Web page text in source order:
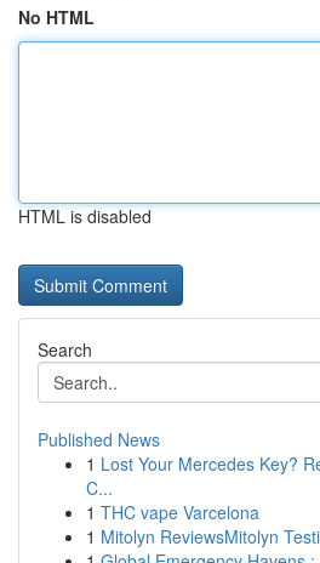
No HTML
HTML is disabled
Search
Published News
1 Lost Your Mercedes Key?
C...
1 THC vape Varcelona
1 Mitolyn ReviewsMitolyn